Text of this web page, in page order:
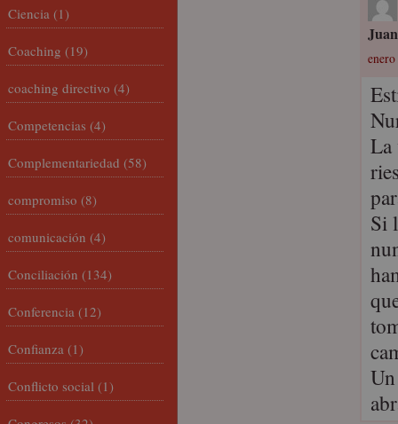
La
Si
Un
Ciencia (1)
Coaching (19)
coaching directivo (4)
Competencias (4)
Complementariedad (58)
compromiso (8)
comunicación (4)
Conciliación (134)
Conferencia (12)
Confianza (1)
Conflicto social (1)